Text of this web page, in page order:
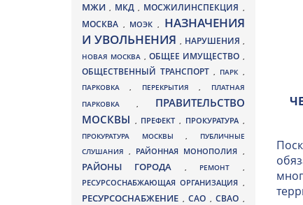
МЖИ, МКД , МОСЖИЛИНСПЕКЦИЯ ,
МОСКВА , МОЭК ,
НАЗНАЧЕНИЯ
И УВОЛЬНЕНИЯ , НАРУШЕНИЯ ,
НОВАЯ МОСКВА , ОБЩЕЕ ИМУЩЕСТВО ,
ОБЩЕСТВЕННЫЙ ТРАНСПОРТ, ПАРК ,
ПАРКОВКА, ПЕРЕКРЫТИЯ,
ПЛАТНАЯ
ПАРКОВКА ,
ПРАВИТЕЛЬСТВО
МОСКВЫ , ПРЕФЕКТ, ПРОКУРАТУРА ,
ПРОКУРАТУРА МОСКВЫ ,
ПУБЛИЧНЫЕ
СЛУШАНИЯ, РАЙОННАЯ МОНОПОЛИЯ ,
РАЙОНЫ ГОРОДА , РЕМОНТ ,
РЕСУРСОСНАБЖАЮЩАЯ ОРГАНИЗАЦИЯ ,
РЕСУРСОСНАБЖЕНИЕ , САО , СВАО ,